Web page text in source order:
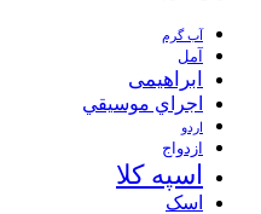
آب گرم
آمل
ابراهیمی
اجراي موسيقي
اردو
ازدواج
اسپه کلا
اسک